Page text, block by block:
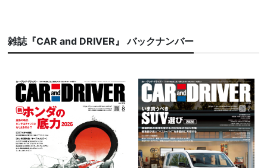
雑誌『CAR and DRIVER』 バックナンバー